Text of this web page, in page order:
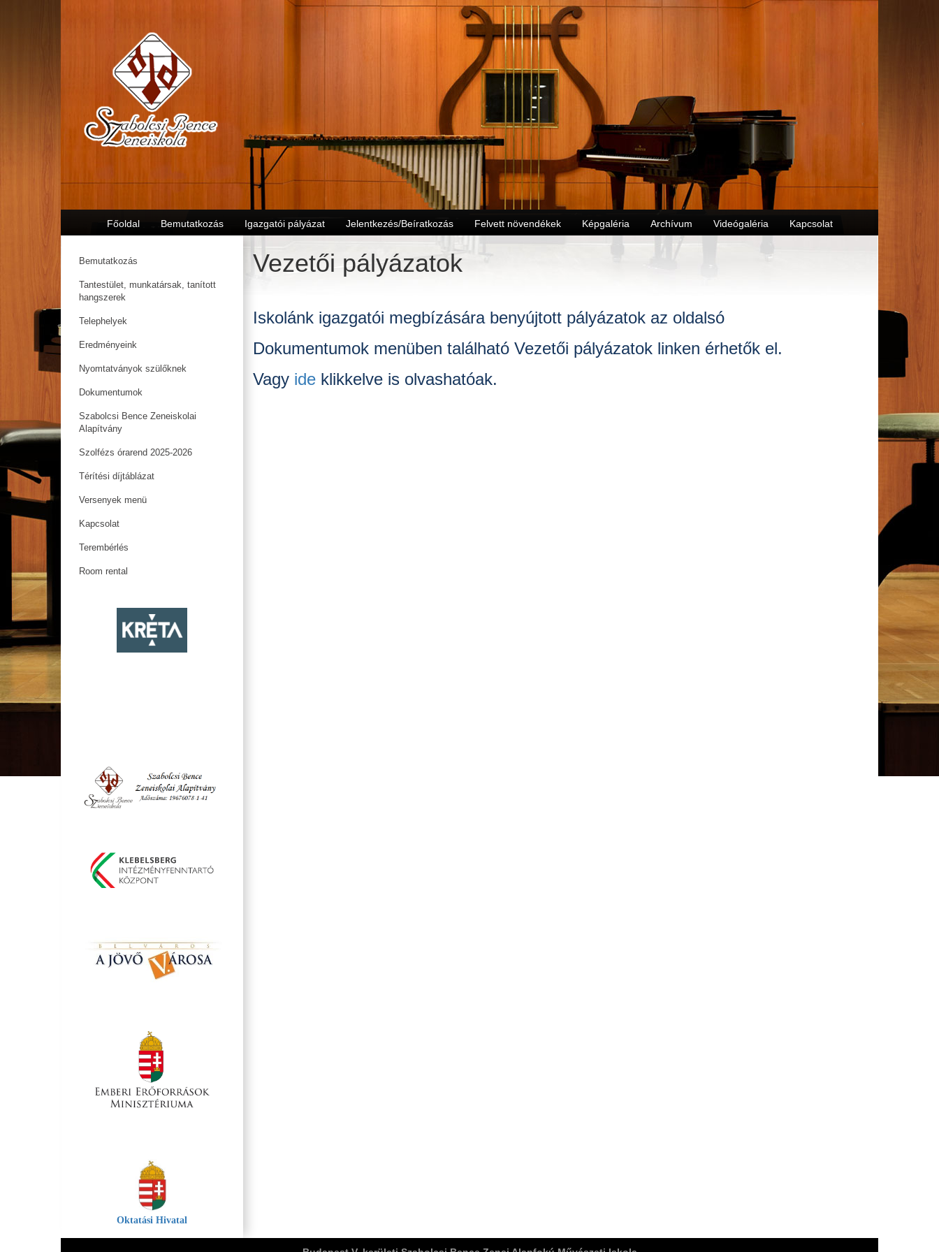
Bemutatkozás
Tantestület, munkatársak, tanított
hangszerek
Telephelyek
Eredményeink
Nyomtatványok szülőknek
Dokumentumok
Szabolcsi Bence Zeneiskolai
Alapítvány
Szolfézs órarend 2025-2026
Térítési díjtáblázat
Versenyek menü
Kapcsolat
Terembérlés
Room rental
Oktatási Hivatal
Főoldal Bemutatkozás Igazgatói pályázat Jelentkezés/Beíratkozás Felvett növendékek Képgaléria Archívum Videógaléria Kapcsolat
Vezetői pályázatok
Iskolánk igazgatói megbízására benyújtott pályázatok az oldalsó
Dokumentumok menüben található Vezetői pályázatok linken érhetők el.
Vagy ide klikkelve is olvashatóak.